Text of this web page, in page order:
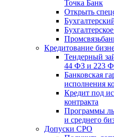
Точка Банк
Открыть
Кредитование
Тендерный
44 ФЗ и 223
Банковская
исполнения
Кредит под
контракта
Программы
и среднего
Допуски СРО